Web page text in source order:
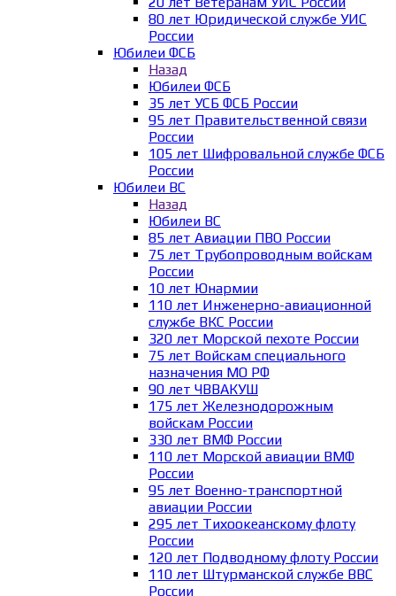
80 лет Юридической службе УИС
России
Юбилеи ФСБ
Назад
Юбилеи ФСБ
35 лет УСБ ФСБ России
95 лет Правительственной связи
России
105 лет Шифровальной службе ФСБ
России
Юбилеи ВС
Назад
Юбилеи ВС
85 лет Авиации ПВО России
75 лет Трубопроводным войскам
России
10 лет Юнармии
110 лет Инженерно-авиационной
службе ВКС России
320 лет Морской пехоте России
75 лет Войскам специального
назначения МО РФ
90 лет ЧВВАКУШ
175 лет Железнодорожным
войскам России
330 лет ВМФ России
110 лет Морской авиации ВМФ
России
95 лет Военно-транспортной
авиации России
295 лет Тихоокеанскому флоту
России
120 лет Подводному флоту России
110 лет Штурманской службе ВВС
России